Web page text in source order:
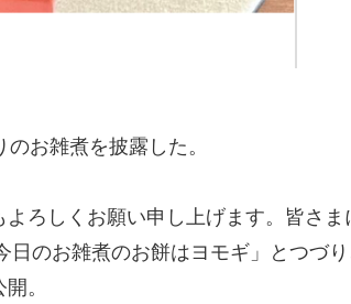
お雑煮を披露した。
ろしくお願い申し上げます。皆さま
のお雑煮のお餅はヨモギ」とつづり
。